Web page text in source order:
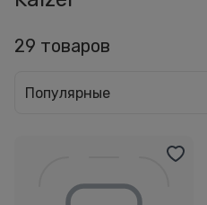
29 товаров
Популярные